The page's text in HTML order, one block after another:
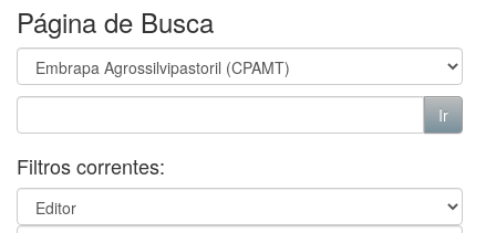
Página de Busca
Filtros correntes: